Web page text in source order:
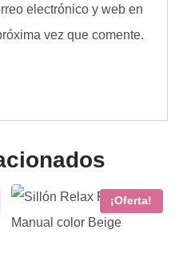
electrónico y web en
vez que comente.
¡Oferta!